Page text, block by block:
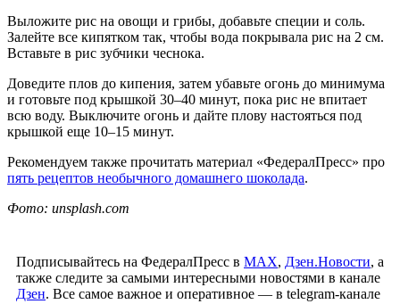
Выложите рис на овощи и грибы, добавьте специи и соль.
Залейте все кипятком так, чтобы вода покрывала рис на 2 см.
Вставьте в рис зубчики чеснока.
Доведите плов до кипения, затем убавьте огонь до минимума
и готовьте под крышкой 30–40 минут, пока рис не впитает
всю воду. Выключите огонь и дайте плову настояться под
крышкой еще 10–15 минут.
Рекомендуем также прочитать материал «ФедералПресс» про
пять рецептов необычного домашнего шоколада.
Фото: unsplash.com
Подписывайтесь на ФедералПресс в МАХ, Дзен.Новости, а
также следите за самыми интересными новостями в канале
Дзен. Все самое важное и оперативное — в telegram-канале